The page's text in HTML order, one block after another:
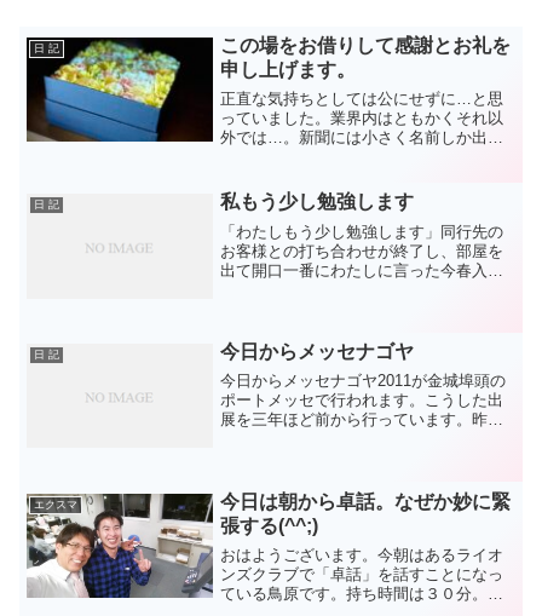
日 記
この場をお借りして感謝とお礼を
申し上げます。
正直な気持ちとしては公にせずに…と思
っていました。業界内はともかくそれ以
外では…。新聞には小さく名前しか出な
ぁ、たくさんの電報やお祝いや関係の仕
事を生業とするお店からたく...
日 記 私もう少し勉強します
「わたしもう少し勉強します」同行先の
お客様との打ち合わせが終了し、部屋を
出て開口一番にわたしに言った今春入社
署を出た時のことです。「...
日 記 今日からメッセナゴヤ
今日からメッセナゴヤ2011が金城埠頭の
ポートメッセで行われます。こうした出
展を三年ほど前から行っています。昨年
多くの方が足を運びま...
エクスマ
今日は朝から卓話。なぜか妙に緊
張する(^^;)
おはようございます。今朝はあるライオ
ンズクラブで「卓話」を話すことになっ
ている鳥原です。持ち時間は３０分。な